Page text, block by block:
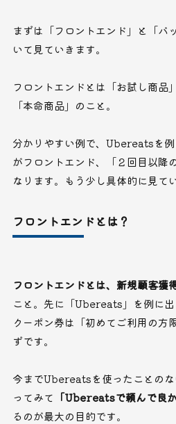
まずは「フロントエンド」と「バ
いて見ていきます。
フロントエンドとは「お試し商品
「本命商品」のこと。
分かりやすい例で、Ubereatsを例
がフロントエンド、「２回目以降
なります。もう少し具体的に見て
フロントエンドとは？
フロントエンドとは、新規顧客獲
こと。先に「Ubereats」を例に
クーポン券は「初めてご利用の方
ずです。
今までUbereatsを使ったことの
ってみて 「Ubereatsで頼んで良か
るのが最大の目的です。